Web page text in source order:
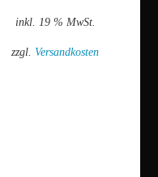
inkl. 19 % MwSt.
zzgl. Versandkosten